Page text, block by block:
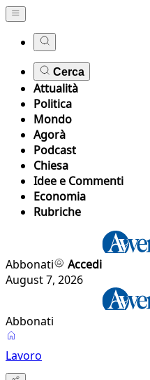
Cerca
Attualità
Politica
Mondo
Agorà
Podcast
Chiesa
Idee e Commenti
Economia
Rubriche
Abbonati
Accedi
August 7, 2026
Abbonati
Lavoro